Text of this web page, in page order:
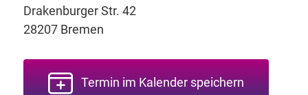
Drakenburger Str. 42
28207 Bremen
Termin im Kalender speichern